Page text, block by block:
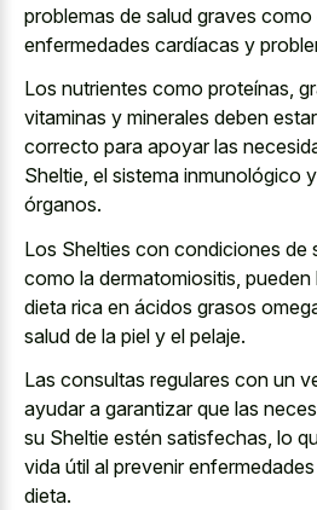
problemas de salud graves como
enfermedades cardíacas y
Los nutrientes como proteínas,
vitaminas y minerales deben
correcto para apoyar las
Sheltie, el sistema inmunológico
órganos.
Los Shelties con condiciones de
como la dermatomiositis,
dieta rica en ácidos grasos
salud de la piel y el pelaje.
Las consultas regulares con un
ayudar a garantizar que las
su Sheltie estén satisfechas, lo
vida útil al prevenir
dieta.